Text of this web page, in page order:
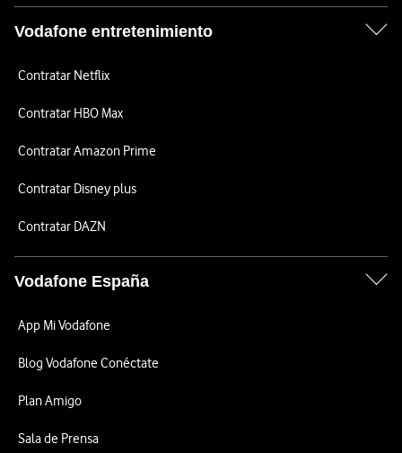
Vodafone entretenimiento
Contratar Netflix
Contratar HBO Max
Contratar Amazon Prime
Contratar Disney plus
Contratar DAZN
Vodafone España
App Mi Vodafone
Blog Vodafone Conéctate
Plan Amigo
Sala de Prensa